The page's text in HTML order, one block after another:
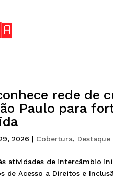
rede de
Paulo para
2026 | Cobertura, Destaque
atividades de intercâmbio
de Acesso a Direitos e